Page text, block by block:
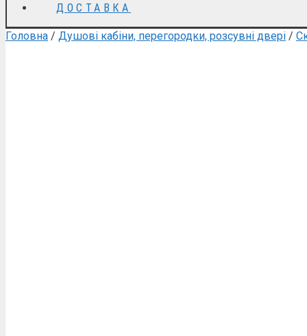
ДОСТАВКА
Головна / Душові кабіни, перегородки, розсувні двері /